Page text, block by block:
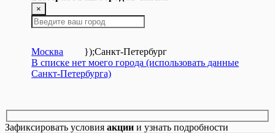
×
Москва });Санкт-Петербург
В списке нет моего города (использовать данные
Санкт-Петербурга)
Зафиксировать условия акции и узнать подробности